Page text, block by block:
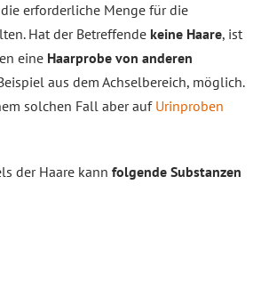
erforderliche Menge für die
Hat der Betreffende keine Haare, ist
eine Haarprobe von anderen
aus dem Achselbereich, möglich.
solchen Fall aber auf Urinproben
der Haare kann folgende Substanzen